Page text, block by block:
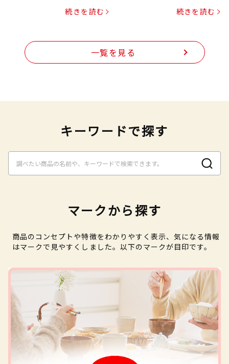
続きを読む 続きを読む
一覧を見る
キーワードで探す
マークから探す
商品のコンセプトや特徴をわかりやすく表示、気になる情報
はマークで見やすくしました。以下のマークが目印です。